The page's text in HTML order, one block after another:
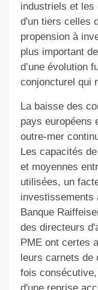
industriels et les
d'un tiers celles
propension à
plus important
d’une évolution
conjoncturel qui
La baisse des
pays européens
outre-mer
Les capacités
et moyennes
utilisées, un
investissements
Banque
des directeurs
PME ont certes
leurs carnets de
fois